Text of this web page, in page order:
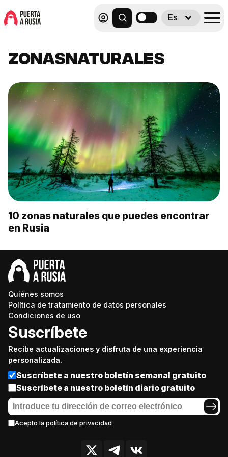
Es
ZONASNATURALES
10 zonas naturales que puedes encontrar
en Rusia
Quiénes somos
Política de tratamiento de datos personales
Condiciones de uso
Suscríbete
Recibe actualizaciones y disfruta de una experiencia
personalizada.
Suscríbete a nuestro boletín semanal gratuito
Suscríbete a nuestro boletín diario gratuito
Acepto la política de privacidad